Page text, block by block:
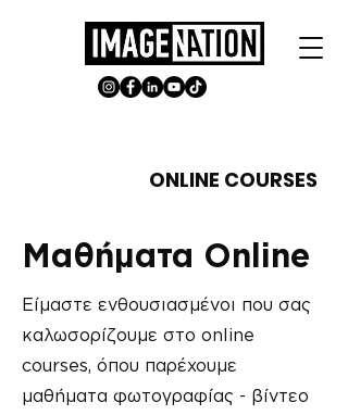
ONLINE COURSES
Μαθήματα Online
Είμαστε ενθουσιασμένοι που σας
καλωσορίζουμε στο online
courses, όπου παρέχουμε
μαθήματα φωτογραφίας - βίντεο